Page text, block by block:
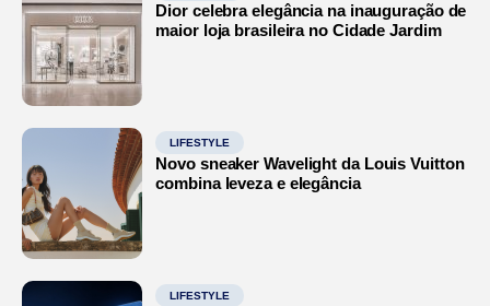
Dior celebra elegância na inauguração de
maior loja brasileira no Cidade Jardim
LIFESTYLE
Novo sneaker Wavelight da Louis Vuitton
combina leveza e elegância
LIFESTYLE